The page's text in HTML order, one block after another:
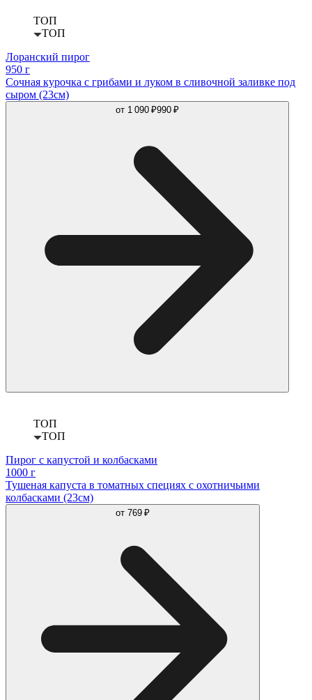
ТОП
ТОП
Лоранский пирог
950 г
Сочная курочка с грибами и луком в сливочной заливке под
сыром (23см)
от 1 090 ₽990 ₽
ТОП
ТОП
Пирог с капустой и колбасками
1000 г
Тушеная капуста в томатных специях с охотничьими
колбасками (23см)
от 769 ₽